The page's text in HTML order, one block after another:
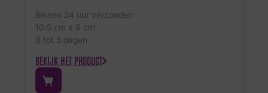
Binnen 24 uur verzonden
10.5 cm x 6 cm
3 tot 5 dagen
BEKIJK HET PRODUCT